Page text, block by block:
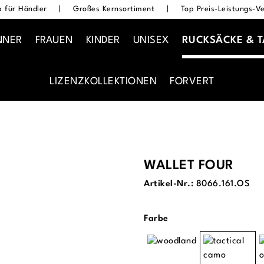
für Händler Großes Kernsortiment Top Preis-Leistungs-
FRAUEN KINDER UNISEX RUCKSÄCKE &
LIZENZKOLLEKTIONEN FORVERT
WALLET FOUR
Artikel-Nr.: 8066.161.OS
Farbeauswählen